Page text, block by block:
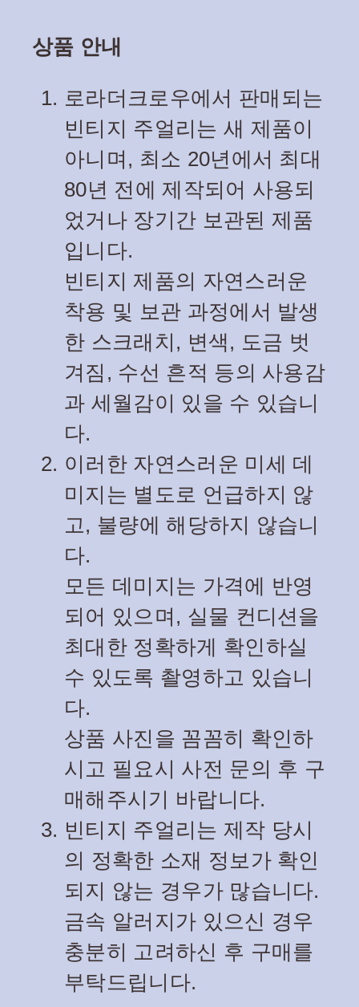
상품 안내
로라더크로우에서 판매되는
빈티지 주얼리는 새 제품이
아니며, 최소 20년에서 최대
80년 전에 제작되어 사용되
었거나 장기간 보관된 제품
입니다.
빈티지 제품의 자연스러운
착용 및 보관 과정에서 발생
한 스크래치, 변색, 도금 벗
겨짐, 수선 흔적 등의 사용감
과 세월감이 있을 수 있습니
다.
이러한 자연스러운 미세 데
미지는 별도로 언급하지 않
고, 불량에 해당하지 않습니
다.
모든 데미지는 가격에 반영
되어 있으며, 실물 컨디션을
최대한 정확하게 확인하실
수 있도록 촬영하고 있습니
다.
상품 사진을 꼼꼼히 확인하
시고 필요시 사전 문의 후 구
매해주시기 바랍니다.
빈티지 주얼리는 제작 당시
의 정확한 소재 정보가 확인
되지 않는 경우가 많습니다.
금속 알러지가 있으신 경우
충분히 고려하신 후 구매를
부탁드립니다.